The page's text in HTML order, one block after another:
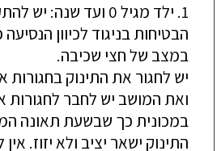
1. ילד מגיל 0 ועד שנה:
הבטיחות בניגוד לכיוון
במצב של חצי שכיבה.
יש לחגור את התינוק
ואת המושב יש לחבר לחגורות
במכונית כך שבשעת תאונה
התינוק ישאר יציב ולא יזוז.